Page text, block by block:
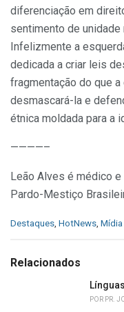
diferenciação em
sentimento de
Infelizmente a
dedicada a criar leis
fragmentação do que
desmascará-la e
étnica moldada para a
————–
Leão Alves é médico
Pardo-Mestiço
C
e
Destaques HotNews Mídia
Relacionados
POR PR.